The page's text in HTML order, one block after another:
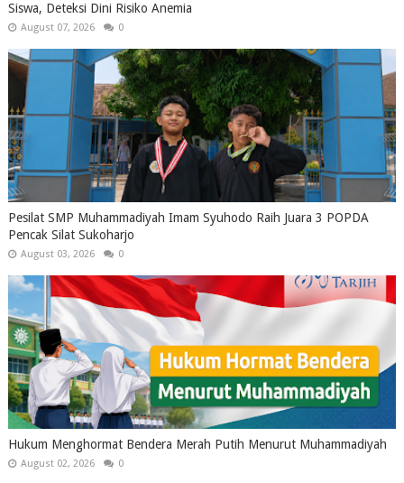
Siswa, Deteksi Dini Risiko Anemia
August 07, 2026 0
Pesilat SMP Muhammadiyah Imam Syuhodo Raih Juara 3 POPDA
Pencak Silat Sukoharjo
August 03, 2026 0
Hukum Menghormat Bendera Merah Putih Menurut Muhammadiyah
August 02, 2026 0